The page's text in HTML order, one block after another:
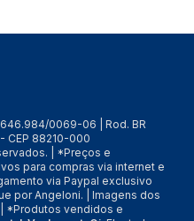
0069-06 | Rod. BR
CEP 88210-000
| *Preços e
para compras via internet e
via Paypal exclusivo
por Angeloni. | Imagens dos
*Produtos vendidos e